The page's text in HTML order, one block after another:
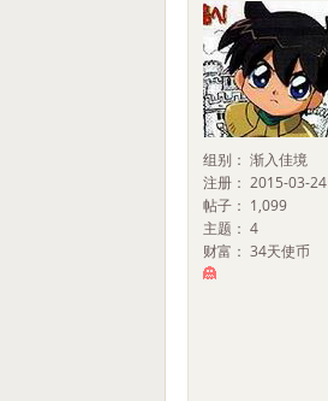
组别： 渐入佳境
注册： 2015-03-24
帖子： 1,099
主题： 4
财富： 34天使币